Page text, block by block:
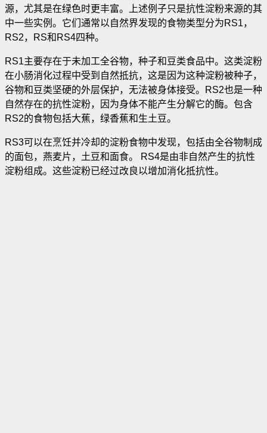
源，尤其是在绿色时更丰富。上述例子只是抗性淀粉来源的其
中一些实例。它们通常以自然界发现的食物类型分为RS1，
RS2，RS和RS4四种。
RS1主要存在于未加工全谷物，种子和豆类食品中。这类淀粉
在小肠消化过程中受到自然抵抗，这是因为这种淀粉被种子，
谷物和豆类坚硬的外层保护，无法被身体接受。RS2也是一种
自然存在的抗性淀粉，因为身体不能产生分解它的酶。包含
RS2的食物包括大蕉，绿香蕉和生土豆。
RS3可以在烹饪并冷却的淀粉食物中发现，包括由全谷物制成
的面包，燕麦片，土豆和面食。 RS4是由非自然产生的抗性
淀粉组成。这些淀粉已经过改良以增加消化抵抗性。